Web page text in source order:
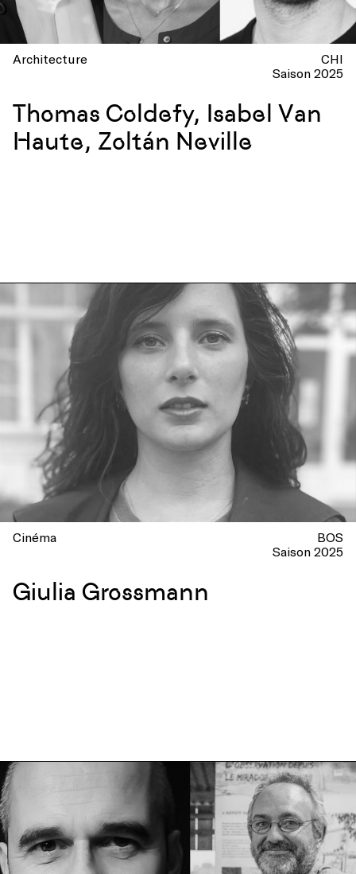
Architecture
CHI
Saison 2025
Thomas Coldefy, Isabel Van
Haute, Zoltán Neville
Cinéma
BOS
Saison 2025
Giulia Grossmann